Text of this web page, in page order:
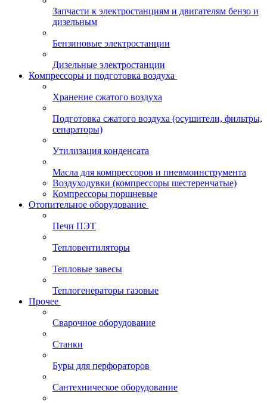
Запчасти к электростанциям и двигателям бензо и
дизельным
Бензиновые электростанции
Дизельные электростанции
Компрессоры и подготовка воздуха
Хранение сжатого воздуха
Подготовка сжатого воздуха (осушители, фильтры,
сепараторы)
Утилизация конденсата
Масла для компрессоров и пневмоинструмента
Воздуходувки (компрессоры шестеренчатые)
Компрессоры поршневые
Отопительное оборудование
Печи ПЭТ
Тепловентиляторы
Тепловые завесы
Теплогенераторы газовые
Прочее
Сварочное оборудование
Станки
Буры для перфораторов
Сантехническое оборудование